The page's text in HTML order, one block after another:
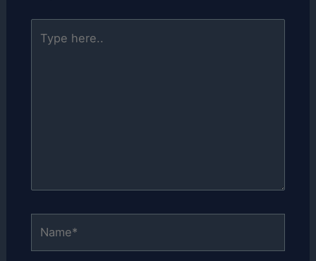
here..